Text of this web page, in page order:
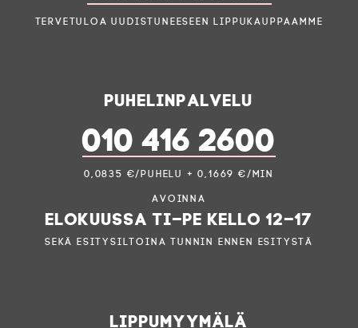
Tervetuloa uudistuneeseen lippukauppaamme
Puhelinpalvelu
010 416 2600
0,0835 €/puhelu + 0,1669 €/min
Avoinna
elokuussa ti–pe kello 12–17
sekä esitysiltoina tunnin ennen esitystä
Lippumyymälä